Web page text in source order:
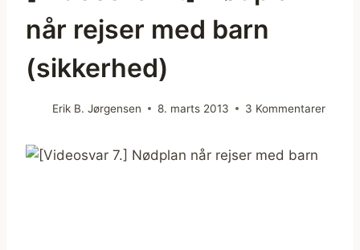
når rejser med barn
(sikkerhed)
Erik B. Jørgensen 8. marts 2013 3 Kommentarer